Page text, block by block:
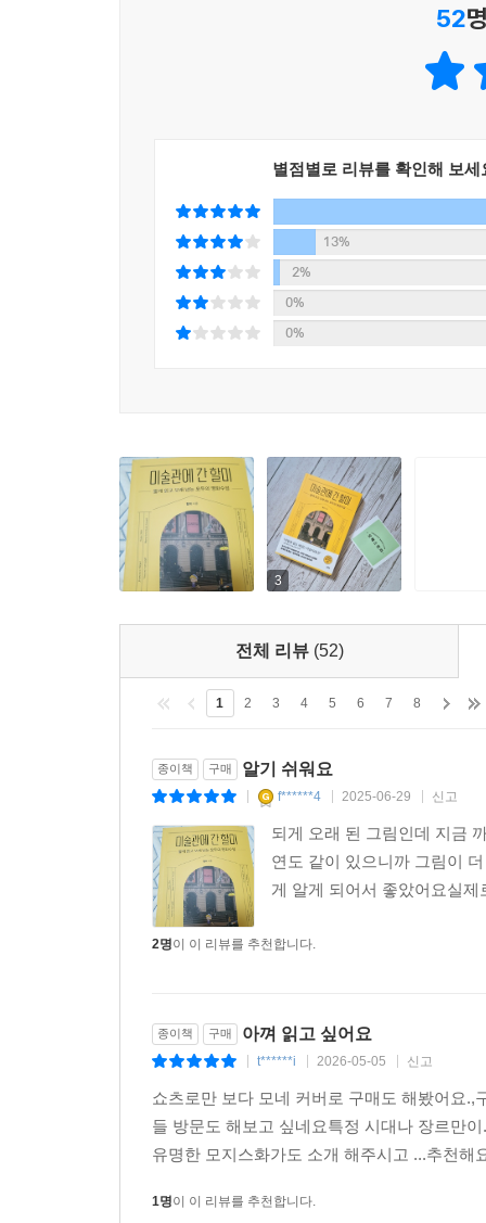
52
별점별로 리뷰를 확인해 보세
13%
2%
0%
0%
3
전체 리뷰 (52)
1 2 3 4 5 6 7 8
종이책 구매 알기 쉬워요
f******4 2025-06-29 신고
되게 오래 된 그림인데 지금
연도 같이 있으니까 그림이
게 알게 되어서 좋았어요실
2명이 이 리뷰를 추천합니다.
종이책 구매 아껴 읽고 싶어요
t******i 2026-05-05 신고
쇼츠로만 보다 모네 커버로 구매도 해봤어요
들 방문도 해보고 싶네요특정 시대나 장르만
유명한 모지스화가도 소개 해주시고 ...추천해
1명이 이 리뷰를 추천합니다.